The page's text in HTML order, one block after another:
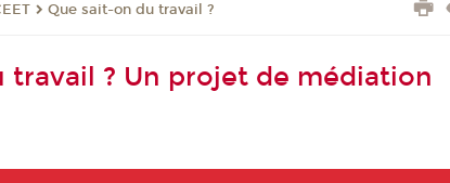
Que sait-on du travail ?
travail ? Un projet de médiation